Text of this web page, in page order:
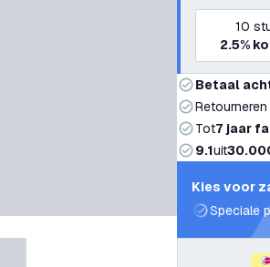
10
2.5%
Betaal
Tot7 jaar
9.1uit
Kies voor
Speciale